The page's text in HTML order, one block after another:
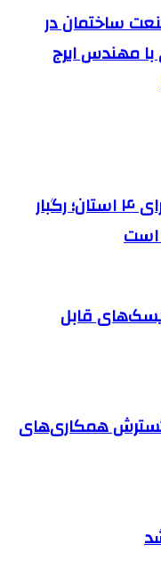
ساختمان در
مهندس ایرج
هشدار نارنجی هواشناسی برای ۴ استان؛ رگبار
است
قابل
گسترش همکاری‌های